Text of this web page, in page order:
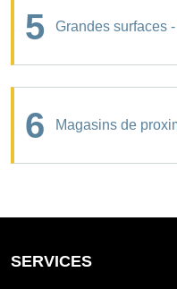
5 Grandes surfaces
6 Magasins de
SERVICES